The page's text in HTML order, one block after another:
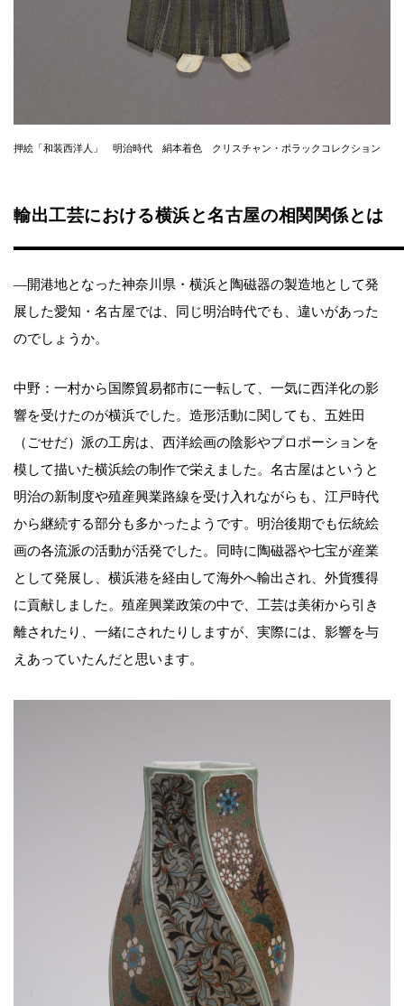
押絵「和装西洋人」 明治時代 絹本着色 クリスチャン・ポラックコレクション
輸出工芸における横浜と名古屋の相関関係とは
―開港地となった神奈川県・横浜と陶磁器の製造地として発
展した愛知・名古屋では、同じ明治時代でも、違いがあった
のでしょうか。
中野：一村から国際貿易都市に一転して、一気に西洋化の影
響を受けたのが横浜でした。造形活動に関しても、五姓田
（ごせだ）派の工房は、西洋絵画の陰影やプロポーションを
模して描いた横浜絵の制作で栄えました。名古屋はというと
明治の新制度や殖産興業路線を受け入れながらも、江戸時代
から継続する部分も多かったようです。明治後期でも伝統絵
画の各流派の活動が活発でした。同時に陶磁器や七宝が産業
として発展し、横浜港を経由して海外へ輸出され、外貨獲得
に貢献しました。殖産興業政策の中で、工芸は美術から引き
離されたり、一緒にされたりしますが、実際には、影響を与
えあっていたんだと思います。